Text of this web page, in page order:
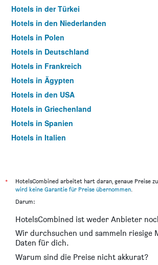
Hotels in der Türkei
Hotels in den Niederlanden
Hotels in Polen
Hotels in Deutschland
Hotels in Frankreich
Hotels in Ägypten
Hotels in den USA
Hotels in Griechenland
Hotels in Spanien
Hotels in Italien
*
HotelsCombined arbeitet hart daran, genaue Preise
wird keine Garantie für Preise übernommen.
Darum:
HotelsCombined ist weder Anbieter
Wir durchsuchen und sammeln riesige
Daten für dich.
Warum sind die Preise nicht akkurat?